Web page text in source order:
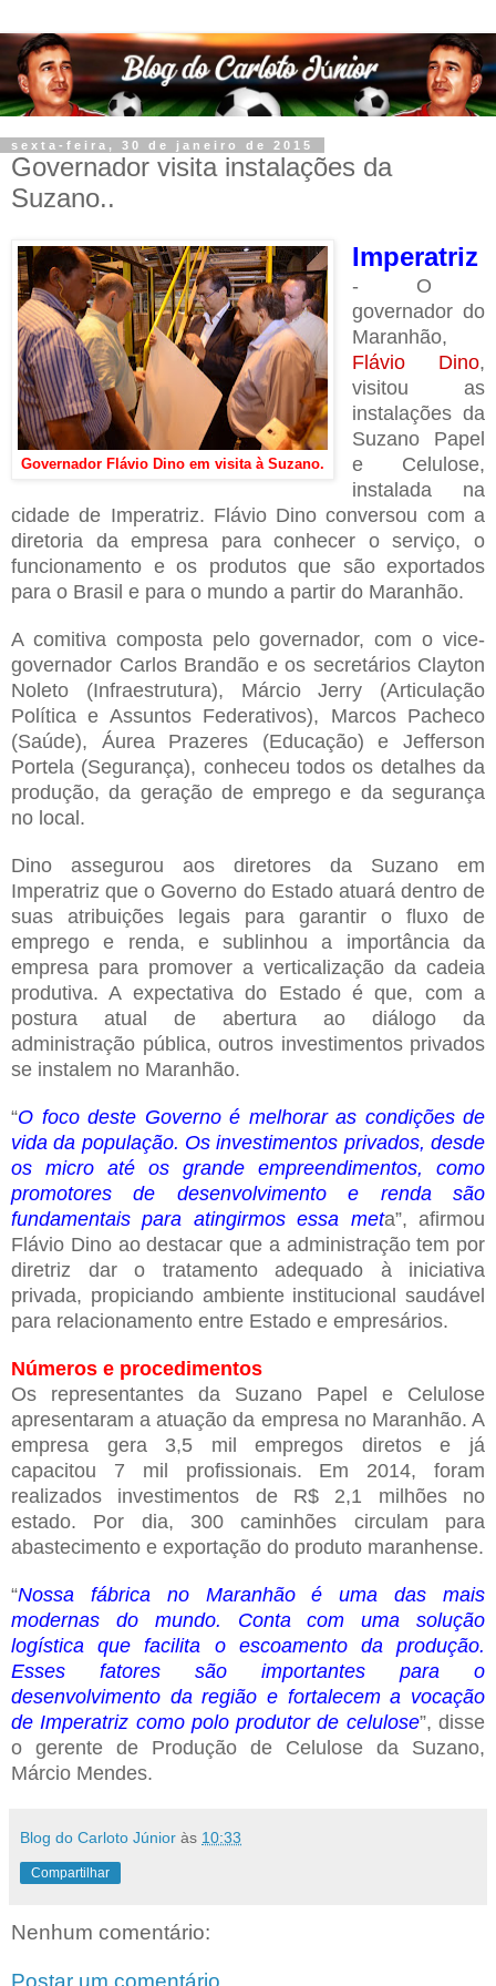
sexta-feira, 30 de janeiro de 2015
Governador visita instalações da
Suzano..
Governador Flávio Dino em visita à Suzano.
Imperatriz
- O
governador do
Maranhão,
Flávio Dino,
visitou as
instalações da
Suzano Papel
e Celulose,
instalada na
cidade de Imperatriz. Flávio Dino conversou com a
diretoria da empresa para conhecer o serviço, o
funcionamento e os produtos que são exportados
para o Brasil e para o mundo a partir do Maranhão.
A comitiva composta pelo governador, com o vice-
governador Carlos Brandão e os secretários Clayton
Noleto (Infraestrutura), Márcio Jerry (Articulação
Política e Assuntos Federativos), Marcos Pacheco
(Saúde), Áurea Prazeres (Educação) e Jefferson
Portela (Segurança), conheceu todos os detalhes da
produção, da geração de emprego e da segurança
no local.
Dino assegurou aos diretores da Suzano em
Imperatriz que o Governo do Estado atuará dentro de
suas atribuições legais para garantir o fluxo de
emprego e renda, e sublinhou a importância da
empresa para promover a verticalização da cadeia
produtiva. A expectativa do Estado é que, com a
postura atual de abertura ao diálogo da
administração pública, outros investimentos privados
se instalem no Maranhão.
“O foco deste Governo é melhorar as condições de
vida da população. Os investimentos privados, desde
os micro até os grande empreendimentos, como
promotores de desenvolvimento e renda são
fundamentais para atingirmos essa meta”, afirmou
Flávio Dino ao destacar que a administração tem por
diretriz dar o tratamento adequado à iniciativa
privada, propiciando ambiente institucional saudável
para relacionamento entre Estado e empresários.
Números e procedimentos
Os representantes da Suzano Papel e Celulose
apresentaram a atuação da empresa no Maranhão. A
empresa gera 3,5 mil empregos diretos e já
capacitou 7 mil profissionais. Em 2014, foram
realizados investimentos de R$ 2,1 milhões no
estado. Por dia, 300 caminhões circulam para
abastecimento e exportação do produto maranhense.
“Nossa fábrica no Maranhão é uma das mais
modernas do mundo. Conta com uma solução
logística que facilita o escoamento da produção.
Esses fatores são importantes para o
desenvolvimento da região e fortalecem a vocação
de Imperatriz como polo produtor de celulose”, disse
o gerente de Produção de Celulose da Suzano,
Márcio Mendes.
Blog do Carloto Júnior às 10:33
Compartilhar
Nenhum comentário:
Postar um comentário